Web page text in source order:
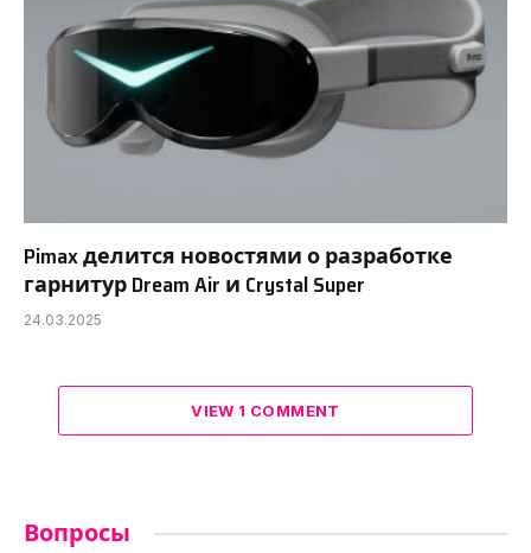
Pimax делится новостями о разработке
гарнитур Dream Air и Crystal Super
24.03.2025
VIEW 1 COMMENT
Вопросы